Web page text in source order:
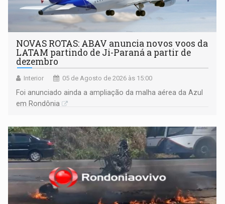
NOVAS ROTAS: ABAV anuncia novos voos da
LATAM partindo de Ji-Paraná a partir de
dezembro
Interior 05 de Agosto de 2026 às 15:00
Foi anunciado ainda a ampliação da malha aérea da Azul
em Rondônia